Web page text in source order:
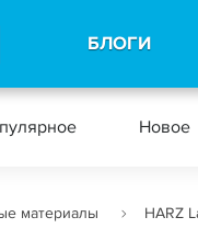
БЛОГИ
Новое
материалы HARZ